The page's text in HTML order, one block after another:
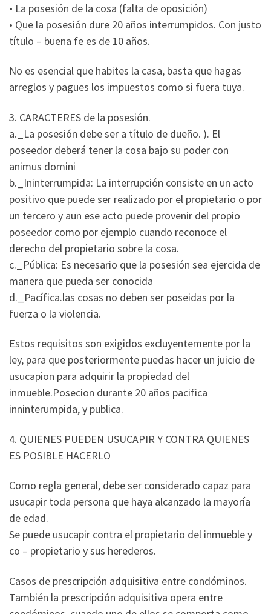
• La posesión de la cosa (falta de oposición)
• Que la posesión dure 20 años interrumpidos. Con justo
título – buena fe es de 10 años.
No es esencial que habites la casa, basta que hagas
arreglos y pagues los impuestos como si fuera tuya.
3. CARACTERES de la posesión.
a._La posesión debe ser a título de dueño. ). El
poseedor deberá tener la cosa bajo su poder con
animus domini
b._Ininterrumpida: La interrupción consiste en un acto
positivo que puede ser realizado por el propietario o por
un tercero y aun ese acto puede provenir del propio
poseedor como por ejemplo cuando reconoce el
derecho del propietario sobre la cosa.
c._Pública: Es necesario que la posesión sea ejercida de
manera que pueda ser conocida
d._Pacífica.las cosas no deben ser poseidas por la
fuerza o la violencia.
Estos requisitos son exigidos excluyentemente por la
ley, para que posteriormente puedas hacer un juicio de
usucapion para adquirir la propiedad del
inmueble.Posecion durante 20 años pacifica
inninterumpida, y publica.
4. QUIENES PUEDEN USUCAPIR Y CONTRA QUIENES
ES POSIBLE HACERLO
Como regla general, debe ser considerado capaz para
usucapir toda persona que haya alcanzado la mayoría
de edad.
Se puede usucapir contra el propietario del inmueble y
co – propietario y sus herederos.
Casos de prescripción adquisitiva entre condóminos.
También la prescripción adquisitiva opera entre